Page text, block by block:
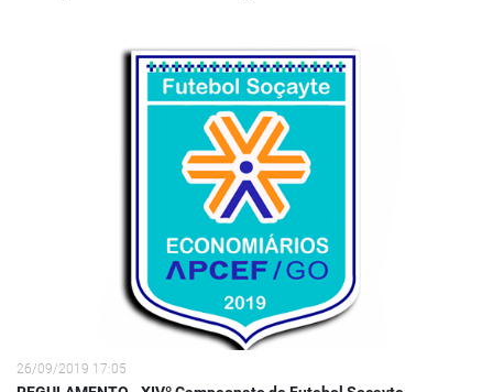
26/09/2019 17:05